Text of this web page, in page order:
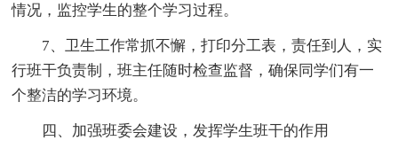
情况，监控学生的整个学习过程。
7、卫生工作常抓不懈，打印分工表，责任到人，实
行班干负责制，班主任随时检查监督，确保同学们有一
个整洁的学习环境。
四、加强班委会建设，发挥学生班干的作用